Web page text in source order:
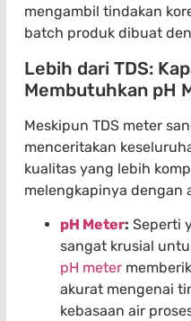
mengambil tindakan
batch produk dibuat
Lebih dari TDS:
Membutuhkan pH
Meskipun TDS meter
menceritakan
kualitas yang lebih
melengkapinya dengan
pH Meter: Seperti
sangat krusial
pH meter
akurat mengenai
kebasaan air